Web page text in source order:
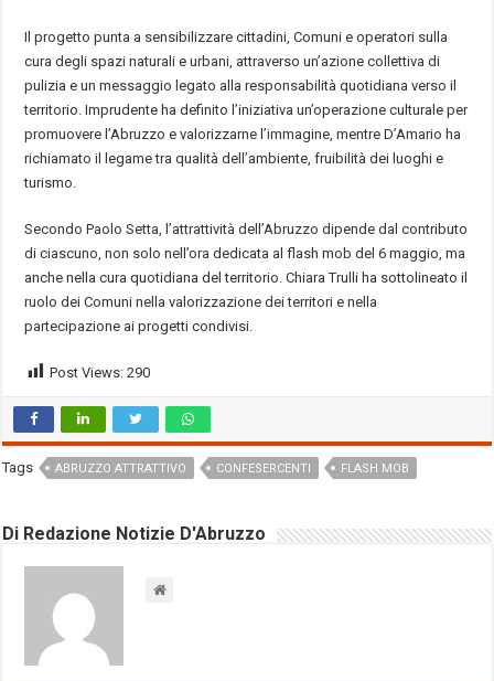
Il progetto punta a sensibilizzare cittadini, Comuni e operatori sulla
cura degli spazi naturali e urbani, attraverso un’azione collettiva di
pulizia e un messaggio legato alla responsabilità quotidiana verso il
territorio. Imprudente ha definito l’iniziativa un’operazione culturale per
promuovere l’Abruzzo e valorizzarne l’immagine, mentre D’Amario ha
richiamato il legame tra qualità dell’ambiente, fruibilità dei luoghi e
turismo.
Secondo Paolo Setta, l’attrattività dell’Abruzzo dipende dal contributo
di ciascuno, non solo nell’ora dedicata al flash mob del 6 maggio, ma
anche nella cura quotidiana del territorio. Chiara Trulli ha sottolineato il
ruolo dei Comuni nella valorizzazione dei territori e nella
partecipazione ai progetti condivisi.
Post Views: 290
Tags ABRUZZO ATTRATTIVO CONFESERCENTI FLASH MOB
Di Redazione Notizie D'Abruzzo